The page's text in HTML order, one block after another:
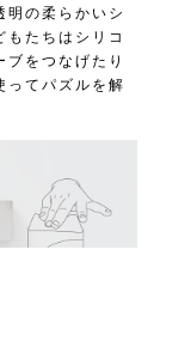
明の柔らかいシ
もたちはシリコ
をつなげたり
ってパズルを解